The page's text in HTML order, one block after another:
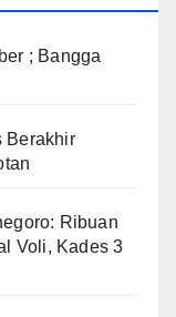
; Bangga
Berakhir
Ribuan
Voli, Kades 3